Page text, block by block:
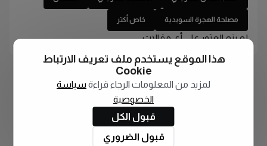
مصلحة الهجرة السويدية خاص أكتر
لم يتم العثور على أي مقالات
هذا الموقع يستخدم ملف تعريف الارتباط
Cookie
لمزيد من المعلومات الرجاء قراءة سياسة
الخصوصية
قبول الكل
قبول الضروري